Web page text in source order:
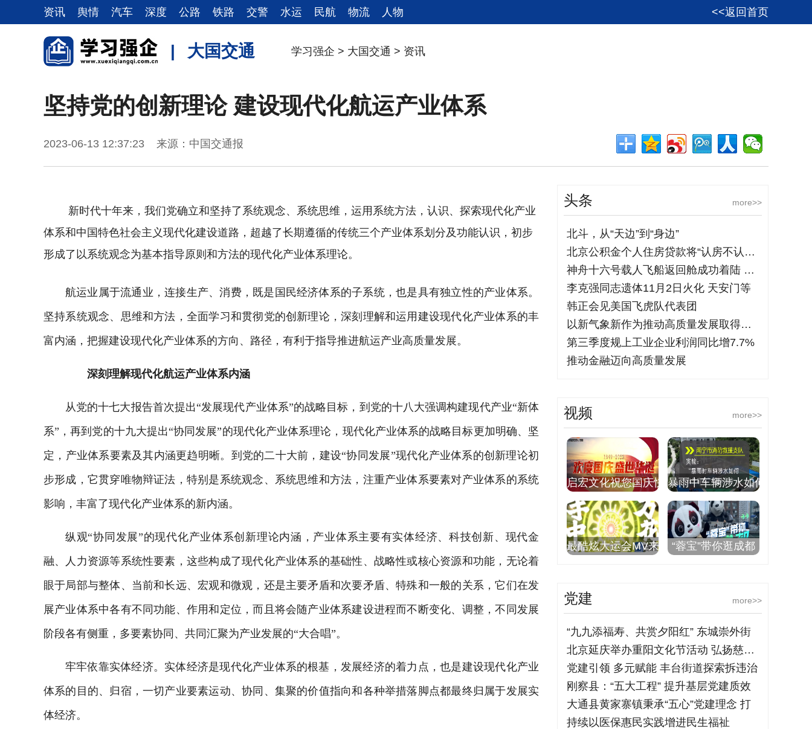
资讯 舆情 汽车 深度 公路 铁路 交警 水运 民航 物流 人物 <<返回首页
| 大国交通 学习强企 > 大国交通 > 资讯
坚持党的创新理论 建设现代化航运产业体系
2023-06-13 12:37:23 来源：中国交通报
新时代十年来，我们党确立和坚持了系统观念、系统思维，运用系统方法，认识、探索现代化产业
体系和中国特色社会主义现代化建设道路，超越了长期遵循的传统三个产业体系划分及功能认识，初步
形成了以系统观念为基本指导原则和方法的现代化产业体系理论。
航运业属于流通业，连接生产、消费，既是国民经济体系的子系统，也是具有独立性的产业体系。
坚持系统观念、思维和方法，全面学习和贯彻党的创新理论，深刻理解和运用建设现代化产业体系的丰
富内涵，把握建设现代化产业体系的方向、路径，有利于指导推进航运产业高质量发展。
深刻理解现代化航运产业体系内涵
从党的十七大报告首次提出“发展现代产业体系”的战略目标，到党的十八大强调构建现代产业“新体
系”，再到党的十九大提出“协同发展”的现代化产业体系理论，现代化产业体系的战略目标更加明确、坚
定，产业体系要素及其内涵更趋明晰。到党的二十大前，建设“协同发展”现代化产业体系的创新理论初
步形成，它贯穿唯物辩证法，特别是系统观念、系统思维和方法，注重产业体系要素对产业体系的系统
影响，丰富了现代化产业体系的新内涵。
纵观“协同发展”的现代化产业体系创新理论内涵，产业体系主要有实体经济、科技创新、现代金
融、人力资源等系统性要素，这些构成了现代化产业体系的基础性、战略性或核心资源和功能，无论着
眼于局部与整体、当前和长远、宏观和微观，还是主要矛盾和次要矛盾、特殊和一般的关系，它们在发
展产业体系中各有不同功能、作用和定位，而且将会随产业体系建设进程而不断变化、调整，不同发展
阶段各有侧重，多要素协同、共同汇聚为产业发展的“大合唱”。
牢牢依靠实体经济。实体经济是现代化产业体系的根基，发展经济的着力点，也是建设现代化产业
体系的目的、归宿，一切产业要素运动、协同、集聚的价值指向和各种举措落脚点都最终归属于发展实
体经济。
more>>
头条
北斗，从“天边”到“身边”
北京公积金个人住房贷款将“认房不认商贷
神舟十六号载人飞船返回舱成功着陆 空间
李克强同志遗体11月2日火化 天安门等
韩正会见美国飞虎队代表团
以新气象新作为推动高质量发展取得新成效
第三季度规上工业企业利润同比增7.7%
推动金融迈向高质量发展
more>>
视频
启宏文化祝您国庆快 暴雨中车辆涉水如何
最酷炫大运会MV来 “蓉宝”带你逛成都
more>>
党建
“九九添福寿、共赏夕阳红” 东城崇外街
北京延庆举办重阳文化节活动 弘扬慈孝文
党建引领 多元赋能 丰台街道探索拆违治
刚察县：“五大工程” 提升基层党建质效
大通县黄家寨镇秉承“五心”党建理念 打
持续以医保惠民实践增进民生福祉